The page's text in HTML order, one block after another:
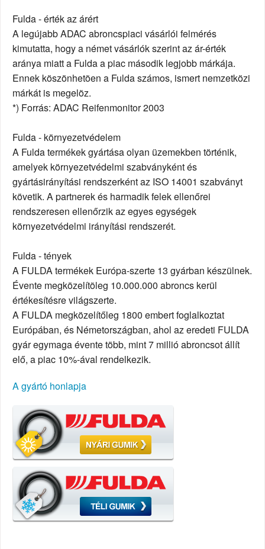
Fulda - érték az árért
A legújabb ADAC abroncspiaci vásárlói felmérés
kimutatta, hogy a német vásárlók szerint az ár-érték
aránya miatt a Fulda a piac második legjobb márkája.
Ennek köszönhetõen a Fulda számos, ismert nemzetközi
márkát is megelõz.
*) Forrás: ADAC Reifenmonitor 2003
Fulda - környezetvédelem
A Fulda termékek gyártása olyan üzemekben történik,
amelyek környezetvédelmi szabványként és
gyártásirányítási rendszerként az ISO 14001 szabványt
követik. A partnerek és harmadik felek ellenőrei
rendszeresen ellenőrzik az egyes egységek
környezetvédelmi irányítási rendszerét.
Fulda - tények
A FULDA termékek Európa-szerte 13 gyárban készülnek.
Évente megközelítõleg 10.000.000 abroncs kerül
értékesítésre világszerte.
A FULDA megközelítőleg 1800 embert foglalkoztat
Európában, és Németországban, ahol az eredeti FULDA
gyár egymaga évente több, mint 7 millió abroncsot állít
elő, a piac 10%-ával rendelkezik.
A gyártó honlapja